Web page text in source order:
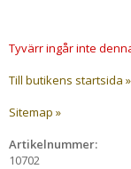
Tyvärr ingår inte
Till butikens startsida »
Sitemap »
Artikelnummer:
10702